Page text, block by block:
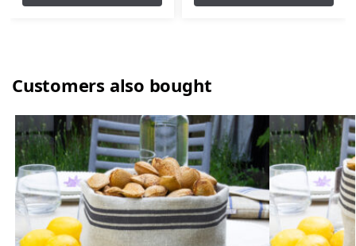
Customers also bought